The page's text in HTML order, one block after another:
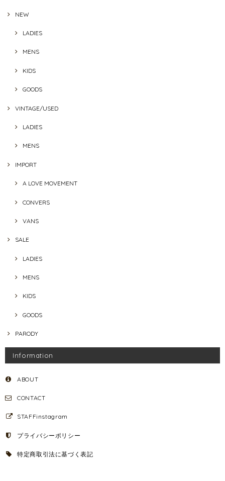
NEW
LADIES
MENS
KIDS
GOODS
VINTAGE/USED
LADIES
MENS
IMPORT
A LOVE MOVEMENT
CONVERS
VANS
SALE
LADIES
MENS
KIDS
GOODS
PARODY
Information
ABOUT
CONTACT
STAFFinstagram
プライバシーポリシー
特定商取引法に基づく表記